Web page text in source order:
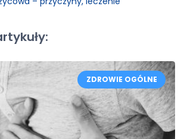
ZDROWIE OGÓLNE